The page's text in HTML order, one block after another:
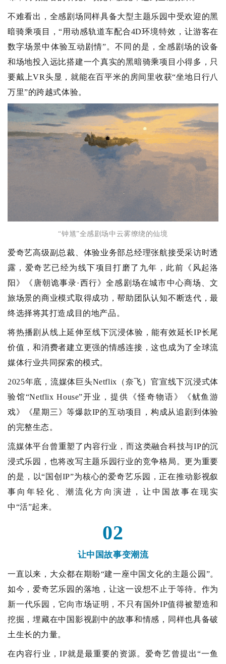
不难看出，全感剧场同样具备大型主题乐园中受欢迎的黑
暗骑乘项目，“用动感轨道车配合4D环境特效，让游客在
数字场景中体验互动剧情”。不同的是，全感剧场的设备
和场地投入远比搭建一个真实的黑暗骑乘项目小得多，只
要戴上VR头显，就能在百平米的房间里收获“坐地日行八
万里”的跨越式体验。
“钟馗”全感剧场中云雾缭绕的仙境
爱奇艺高级副总裁、体验业务部总经理张航接受采访时透
露，爱奇艺已经为线下项目打磨了九年，此前《风起洛
阳》
《唐朝诡事录·西行》全感剧场在城市中心商场、文
旅场景的商业模式取得成功，帮助团队认知不断迭代，最
终选择将其打造成目的地产品。
将热播剧从线上延伸至线下沉浸体验，能有效延长IP长尾
价值，和消费者建立更强的情感连接，这也成为了全球流
媒体行业共同探索的模式。
2025年底，流媒体巨头Netflix（奈飞）官宣线下沉浸式体
验馆“Netflix House”开业，提供《怪奇物语》《鱿鱼游
戏》《星期三》等爆款IP的互动项目，构成从追剧到体验
的完整生态。
流媒体平台曾重塑了内容行业，而这类融合科技与IP的沉
浸式乐园，也将改写主题乐园行业的竞争格局。更为重要
的是，以“国创IP”为核心的爱奇艺乐园，正在推动影视叙
事向年轻化、潮流化方向演进，让中国故事在现实
中“活”起来。
02
让中国故事变潮流
一直以来，大众都在期盼“建一座中国文化的主题公园”。
如今，爱奇艺乐园的落地，让这一设想不止于等待。作为
新一代乐园，它向市场证明，不只有国外IP值得被塑造和
挖掘，埋藏在中国影视剧中的故事和情感，同样也具备破
土生长的力量。
在内容行业，IP就是最重要的资源。爱奇艺曾提出“一鱼